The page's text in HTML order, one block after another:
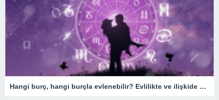
Hangi burç, hangi burçla evlenebilir? Evlilikte ve ilişkide burç uyumu